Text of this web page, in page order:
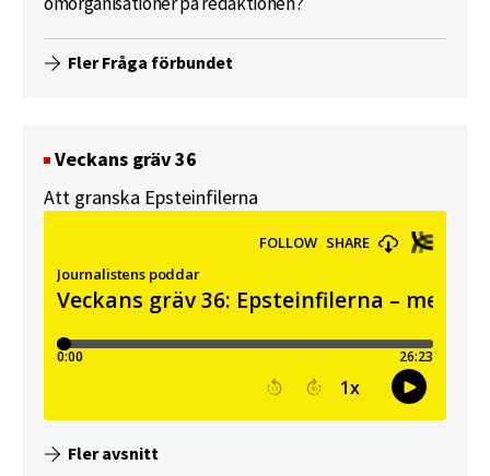
Fler Fråga förbundet
Veckans gräv 36
Att granska Epsteinfilerna
Fler avsnitt